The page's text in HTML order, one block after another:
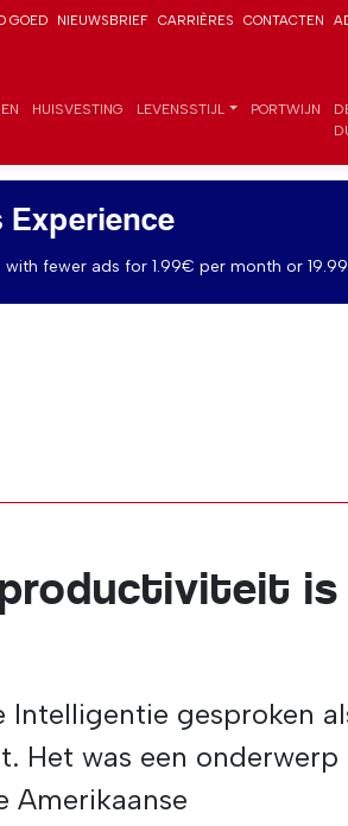
GOED NIEUWSBRIEF CARRIÈRES CONTACTEN
HUISVESTING LEVENSSTIJL PORTWIJN
Experience
with fewer ads for 1.99€ per month or
is
Intelligentie gesproken
Het was een onderwerp
Amerikaanse